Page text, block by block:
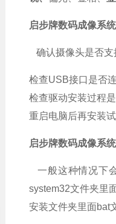
启步牌数码成像系统
确认摄像头是否支
检查USB接口是否
检查驱动安装过程
重启电脑后再安装
启步牌数码成像系统
一般这种情况下
system32文件夹里
安装文件夹里面bat